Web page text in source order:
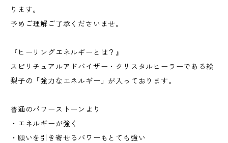
ります。
予めご理解ご了承くださいませ。
『ヒーリングエネルギーとは？』
スピリチュアルアドバイザー・クリスタルヒーラーである絵
梨子の「強力なエネルギー」が入っております。
普通のパワーストーンより
・エネルギーが強く
・願いを引き寄せるパワーもとても強い